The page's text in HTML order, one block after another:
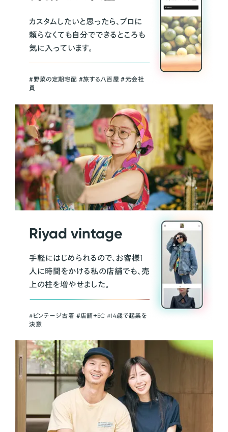
カスタムしたいと思ったら、プロに
頼らなくても自分でできるところも
気に入っています。
＃野菜の定期宅配 ＃旅する八百屋 ＃元会社
員
Riyad vintage
手軽にはじめられるので、お客様1
人に時間をかける私の店舗でも、売
上の柱を増やせました。
#ビンテージ古着 ＃店舗＋EC #14歳で起業を
決意